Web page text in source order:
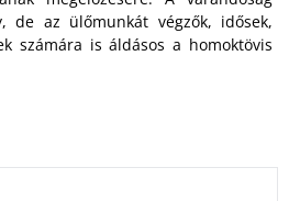
de az ülőmunkát végzők, idősek,
számára is áldásos a homoktövis